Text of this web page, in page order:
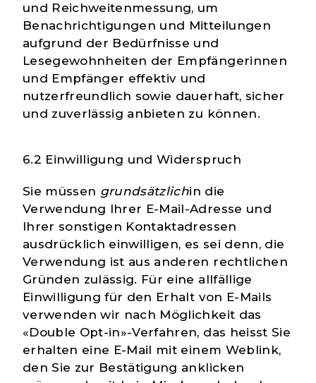
und Reichweitenmessung, um
Benachrichtigungen und Mitteilungen
aufgrund der Bedürfnisse und
Lesegewohnheiten der Empfängerinnen
und Empfänger effektiv und
nutzerfreundlich sowie dauerhaft, sicher
und zuverlässig anbieten zu können.
6.2 Einwilligung und Widerspruch
Sie müssen grundsätzlichin die
Verwendung Ihrer E-Mail-Adresse und
Ihrer sonstigen Kontaktadressen
ausdrücklich einwilligen, es sei denn, die
Verwendung ist aus anderen rechtlichen
Gründen zulässig. Für eine allfällige
Einwilligung für den Erhalt von E-Mails
verwenden wir nach Möglichkeit das
«Double Opt-in»-Verfahren, das heisst Sie
erhalten eine E-Mail mit einem Weblink,
den Sie zur Bestätigung anklicken